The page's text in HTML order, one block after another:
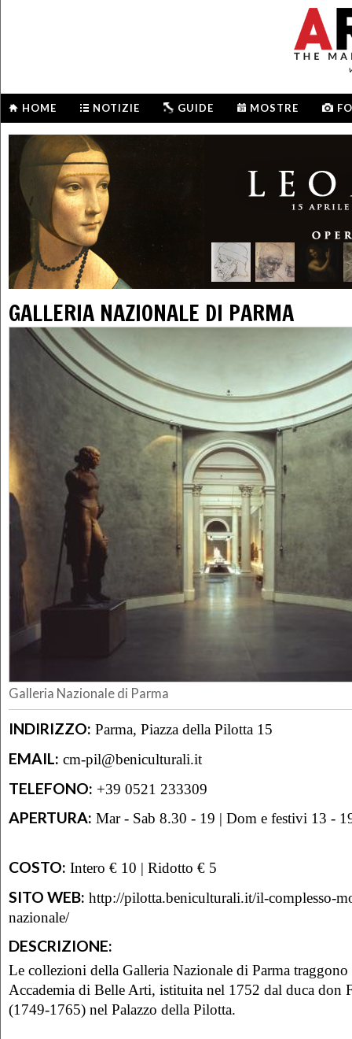
HOME NOTIZIE GUIDE MOSTRE
GALLERIA NAZIONALE DI PARMA
Galleria Nazionale di Parma
INDIRIZZO: Parma, Piazza della Pilotta 15
EMAIL: cm-pil@beniculturali.it
TELEFONO: +39 0521 233309
APERTURA: Mar - Sab 8.30 - 19 | Dom e festivi 13 -
COSTO: Intero € 10 | Ridotto € 5
SITO WEB: http://pilotta.beniculturali.it/il-complesso-
nazionale/
DESCRIZIONE:
Le collezioni della Galleria Nazionale di Parma
Accademia di Belle Arti, istituita nel 1752 dal duca don
(1749-1765) nel Palazzo della Pilotta.